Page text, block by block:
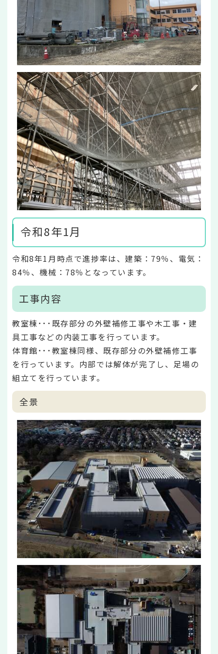
令和8年1月
令和8年1月時点で進捗率は、建築：79％、電気：
84％、機械：78％となっています。
工事内容
教室棟･･･既存部分の外壁補修工事や木工事・建
具工事などの内装工事を行っています。
体育館･･･教室棟同様、既存部分の外壁補修工事
を行っています。内部では解体が完了し、足場の
組立てを行っています。
全景